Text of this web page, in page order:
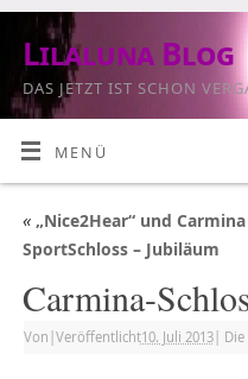
Lilaluna Blog
DAS JETZT IST SCHON
MENÜ
«„Nice2Hear“ und
SportSchloss – Jubiläum
Carmina-
Von Veröffentlicht10. Juli 2013|